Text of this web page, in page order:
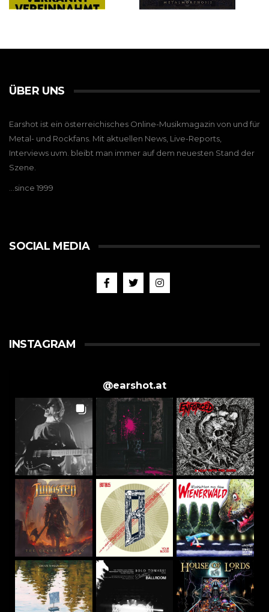
ÜBER UNS
Earshot ist ein österreichisches Online-Musikmagazin von und für
Metal- und Rockfans. Mit aktuellen News, Live-Reports,
Interviews uvm. bleibt man immer auf dem neuesten Stand der
Szene.
…since 1999
SOCIAL MEDIA
INSTAGRAM
@earshot.at